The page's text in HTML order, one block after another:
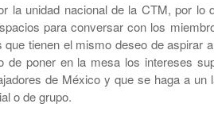
la unidad nacional de la CTM, por lo
para conversar con los
que tienen el mismo deseo de aspirar
de poner en la mesa los intereses
de México y que se haga a un
o de grupo.